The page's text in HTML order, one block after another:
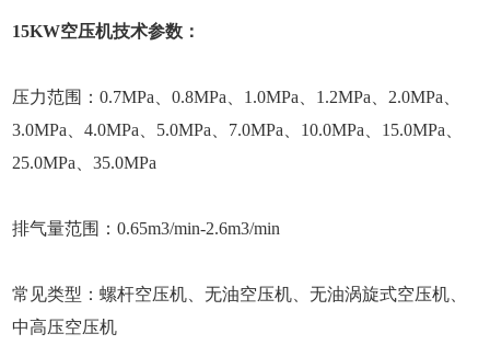
15KW空压机技术参数：
压力范围：0.7MPa、0.8MPa、1.0MPa、1.2MPa、2.0MPa、
3.0MPa、4.0MPa、5.0MPa、7.0MPa、10.0MPa、15.0MPa、
25.0MPa、35.0MPa
排气量范围：0.65m3/min-2.6m3/min
常见类型：螺杆空压机、无油空压机、无油涡旋式空压机、
中高压空压机